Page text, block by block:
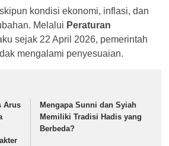
kondisi ekonomi, inflasi, dan
Melalui Peraturan
sejak 22 April 2026, pemerintah
mengalami penyesuaian.
Arus
Mengapa Sunni dan Syiah
Memiliki Tradisi Hadis yang
Berbeda?